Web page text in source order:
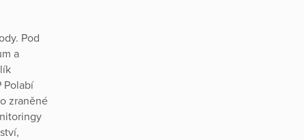
Pod
a
Polabí
zraněné